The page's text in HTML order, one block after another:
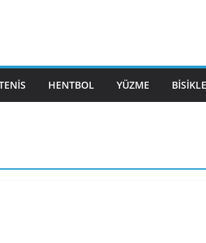
HENTBOL YÜZME